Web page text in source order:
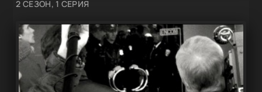
2 СЕЗОН, 1 СЕРИЯ